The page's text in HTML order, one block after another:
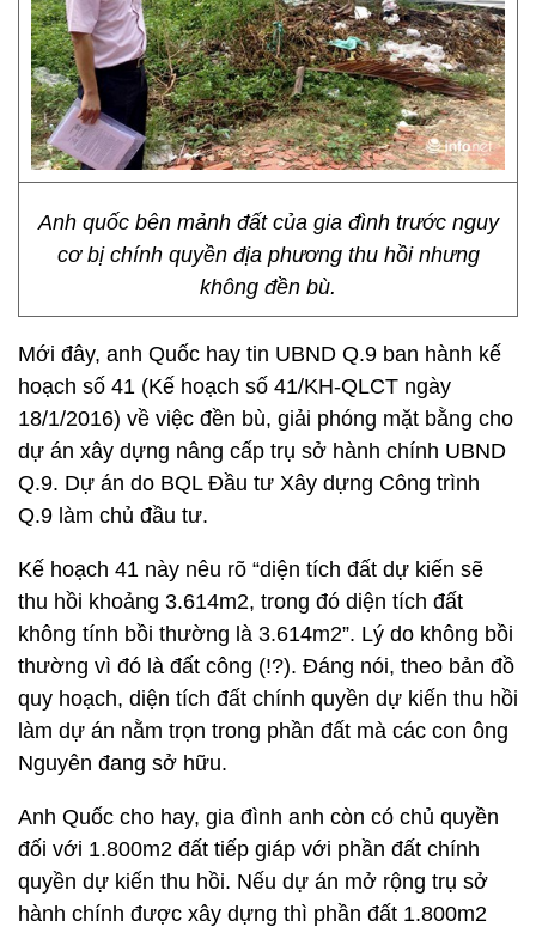
Anh quốc bên mảnh đất của gia đình trước nguy
cơ bị chính quyền địa phương thu hồi nhưng
không đền bù.
Mới đây, anh Quốc hay tin UBND Q.9 ban hành kế
hoạch số 41 (Kế hoạch số 41/KH-QLCT ngày
18/1/2016) về việc đền bù, giải phóng mặt bằng cho
dự án xây dựng nâng cấp trụ sở hành chính UBND
Q.9. Dự án do BQL Đầu tư Xây dựng Công trình
Q.9 làm chủ đầu tư.
Kế hoạch 41 này nêu rõ “diện tích đất dự kiến sẽ
thu hồi khoảng 3.614m2, trong đó diện tích đất
không tính bồi thường là 3.614m2”. Lý do không bồi
thường vì đó là đất công (!?). Đáng nói, theo bản đồ
quy hoạch, diện tích đất chính quyền dự kiến thu hồi
làm dự án nằm trọn trong phần đất mà các con ông
Nguyên đang sở hữu.
Anh Quốc cho hay, gia đình anh còn có chủ quyền
đối với 1.800m2 đất tiếp giáp với phần đất chính
quyền dự kiến thu hồi. Nếu dự án mở rộng trụ sở
hành chính được xây dựng thì phần đất 1.800m2